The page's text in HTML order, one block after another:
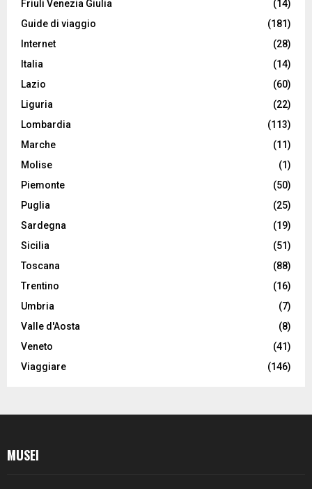
Friuli Venezia Giulia
(14)
Guide di viaggio
(181)
Internet
(28)
Italia
(14)
Lazio
(60)
Liguria
(22)
Lombardia
(113)
Marche
(11)
Molise
(1)
Piemonte
(50)
Puglia
(25)
Sardegna
(19)
Sicilia
(51)
Toscana
(88)
Trentino
(16)
Umbria
(7)
Valle d'Aosta
(8)
Veneto
(41)
Viaggiare
(146)
MUSEI